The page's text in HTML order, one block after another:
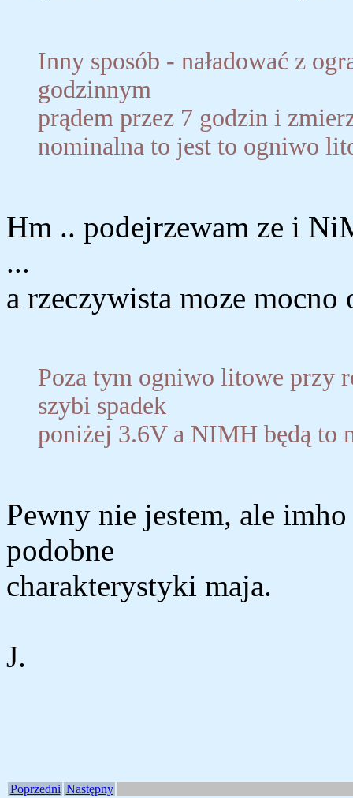
Inny sposób - naładować z
godzinnym
prądem przez 7 godzin i
nominalna to jest to ogniwo
Hm .. podejrzewam ze i
...
a rzeczywista moze
Poza tym ogniwo litowe przy
szybi spadek
poniżej 3.6V a NIMH będą to
Pewny nie jestem, ale
podobne
charakterystyki maja.
J.
Poprzedni Następny